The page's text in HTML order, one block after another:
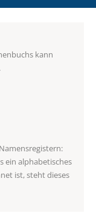
kann
ein alphabetisches
ist, steht dieses